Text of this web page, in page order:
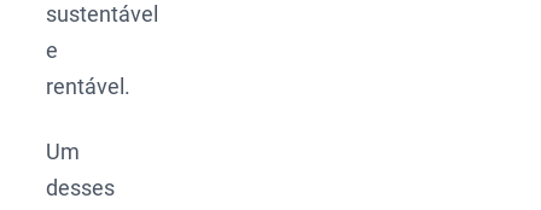
sustentável
e
rentável.
Um
desses